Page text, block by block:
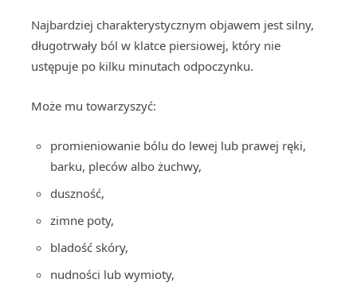
Najbardziej charakterystycznym objawem jest silny,
długotrwały ból w klatce piersiowej, który nie
ustępuje po kilku minutach odpoczynku.
Może mu towarzyszyć:
promieniowanie bólu do lewej lub prawej ręki,
barku, pleców albo żuchwy,
duszność,
zimne poty,
bladość skóry,
nudności lub wymioty,